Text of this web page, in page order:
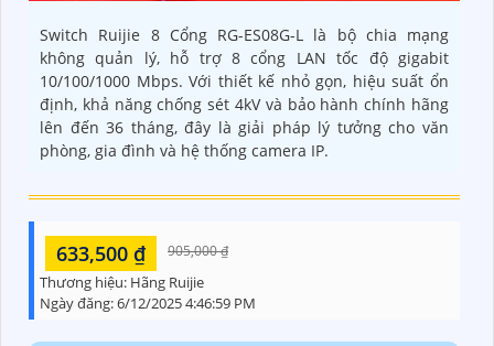
Switch Ruijie 8 Cổng RG-ES08G-L là bộ chia mạng
không quản lý, hỗ trợ 8 cổng LAN tốc độ gigabit
10/100/1000 Mbps. Với thiết kế nhỏ gọn, hiệu suất ổn
định, khả năng chống sét 4kV và bảo hành chính hãng
lên đến 36 tháng, đây là giải pháp lý tưởng cho văn
phòng, gia đình và hệ thống camera IP.
633,500 ₫ 905,000 ₫
Thương hiệu: Hãng Ruijie
Ngày đăng:6/12/2025 4:46:59 PM